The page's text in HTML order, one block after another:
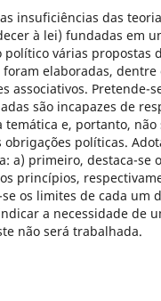
insuficiências das
à lei) fundadas em
várias propostas
elaboradas, dentre
associativos. Pretende-
são incapazes de
temática e, portanto,
políticas.
a) primeiro, destaca-se
princípios,
os limites de cada um
a necessidade de
não será trabalhada.